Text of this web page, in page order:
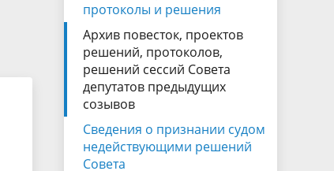
Муниципальная служба
Объявления
имущественного характера
Информационные материалы
протоколы и решения
Архив повесток, проектов
решений, протоколов,
решений сессий Совета
депутатов предыдущих
созывов
Сведения о признании судом
недействующими решений
Совета